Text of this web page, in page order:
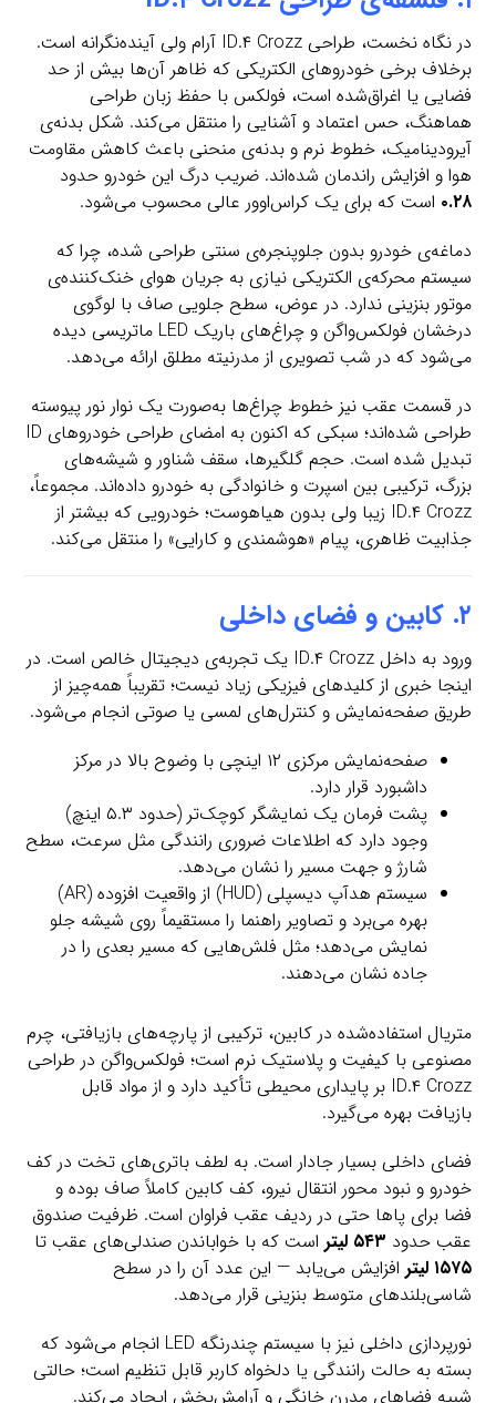
در نگاه نخست، طراحی ID.۴ Crozz آرام ولی آینده‌نگرانه است.
برخلاف برخی خودروهای الکتریکی که ظاهر آن‌ها بیش از حد
فضایی یا اغراق‌شده است، فولکس با حفظ زبان طراحی
هماهنگ، حس اعتماد و آشنایی را منتقل می‌کند. شکل بدنه‌ی
آیرودینامیک، خطوط نرم و بدنه‌ی منحنی باعث کاهش مقاومت
هوا و افزایش راندمان شده‌اند. ضریب درگ این خودرو حدود
۰.۲۸ است که برای یک کراس‌اوور عالی محسوب می‌شود.
دماغه‌ی خودرو بدون جلوپنجره‌ی سنتی طراحی شده، چرا که
سیستم محرکه‌ی الکتریکی نیازی به جریان هوای خنک‌کننده‌ی
موتور بنزینی ندارد. در عوض، سطح جلویی صاف با لوگوی
درخشان فولکس‌واگن و چراغ‌های باریک LED ماتریسی دیده
می‌شود که در شب تصویری از مدرنیته مطلق ارائه می‌دهد.
در قسمت عقب نیز خطوط چراغ‌ها به‌صورت یک نوار نور پیوسته
طراحی شده‌اند؛ سبکی که اکنون به امضای طراحی خودروهای ID
تبدیل شده است. حجم گلگیرها، سقف شناور و شیشه‌های
بزرگ، ترکیبی بین اسپرت و خانوادگی به خودرو داده‌اند. مجموعاً،
ID.۴ Crozz زیبا ولی بدون هیاهوست؛ خودرویی که بیشتر از
جذابیت ظاهری، پیام «هوشمندی و کارایی» را منتقل می‌کند.
۲. کابین و فضای داخلی
ورود به داخل ID.۴ Crozz یک تجربه‌ی دیجیتال خالص است. در
اینجا خبری از کلیدهای فیزیکی زیاد نیست؛ تقریباً همه‌چیز از
طریق صفحه‌نمایش و کنترل‌های لمسی یا صوتی انجام می‌شود.
صفحه‌نمایش مرکزی ۱۲ اینچی با وضوح بالا در مرکز
داشبورد قرار دارد.
پشت فرمان یک نمایشگر کوچک‌تر (حدود ۵.۳ اینچ)
وجود دارد که اطلاعات ضروری رانندگی مثل سرعت، سطح
شارژ و جهت مسیر را نشان می‌دهد.
سیستم هدآپ دیسپلی (HUD) از واقعیت افزوده (AR)
بهره می‌برد و تصاویر راهنما را مستقیماً روی شیشه جلو
نمایش می‌دهد؛ مثل فلش‌هایی که مسیر بعدی را در
جاده نشان می‌دهند.
متریال استفاده‌شده در کابین، ترکیبی از پارچه‌های بازیافتی، چرم
مصنوعی با کیفیت و پلاستیک نرم است؛ فولکس‌واگن در طراحی
ID.۴ Crozz بر پایداری محیطی تأکید دارد و از مواد قابل
بازیافت بهره می‌گیرد.
فضای داخلی بسیار جادار است. به لطف باتری‌های تخت در کف
خودرو و نبود محور انتقال نیرو، کف کابین کاملاً صاف بوده و
فضا برای پاها حتی در ردیف عقب فراوان است. ظرفیت صندوق
عقب حدود ۵۴۳ لیتر
است که با خواباندن صندلی‌های عقب تا
۱۵۷۵ لیتر
افزایش می‌یابد — این عدد آن را در سطح
شاسی‌بلندهای متوسط بنزینی قرار می‌دهد.
نورپردازی داخلی نیز با سیستم چندرنگه LED انجام می‌شود که
بسته به حالت رانندگی یا دلخواه کاربر قابل تنظیم است؛ حالتی
شبیه فضاهای مدرن خانگی و آرامش‌بخش ایجاد می‌کند.